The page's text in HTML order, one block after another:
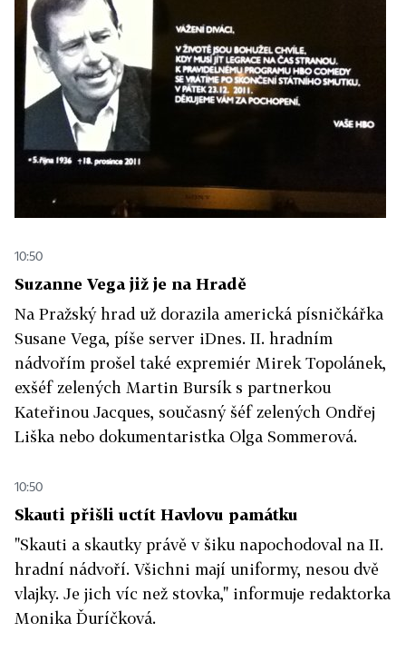
10:50
Suzanne Vega již je na Hradě
Na Pražský hrad už dorazila americká písničkářka
Susane Vega, píše server iDnes. II. hradním
nádvořím prošel také expremiér Mirek Topolánek,
exšéf zelených Martin Bursík s partnerkou
Kateřinou Jacques, současný šéf zelených Ondřej
Liška nebo dokumentaristka Olga Sommerová.
10:50
Skauti přišli uctít Havlovu památku
"Skauti a skautky právě v šiku napochodoval na II.
hradní nádvoří. Všichni mají uniformy, nesou dvě
vlajky. Je jich víc než stovka," informuje redaktorka
Monika Ďuríčková.